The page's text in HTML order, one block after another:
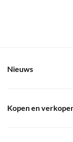
Nieuws
Kopen en